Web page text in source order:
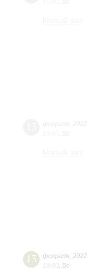
13 февраля 2022
19:00 Вс